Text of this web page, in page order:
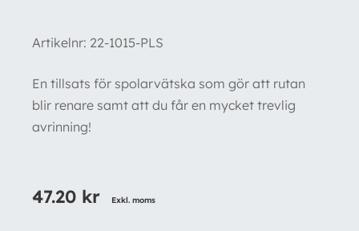
Artikelnr: 22-1015-PLS
En tillsats för spolarvätska som gör att rutan
blir renare samt att du får en mycket trevlig
avrinning!
47.20 kr Exkl. moms